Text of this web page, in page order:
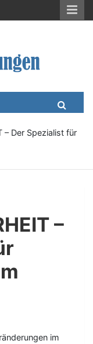
Wirtschaft
– Der Spezialist für
–
im